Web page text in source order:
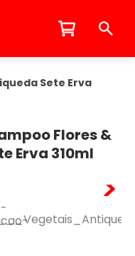
Sete Erva
Flores &
Erva 310ml